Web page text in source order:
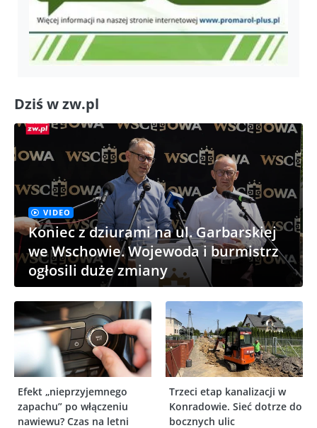
Dziś w zw.pl
VIDEO
Koniec z dziurami na ul. Garbarskiej
we Wschowie. Wojewoda i burmistrz
ogłosili duże zmiany
Efekt „nieprzyjemnego
zapachu” po włączeniu
nawiewu? Czas na letni
Trzeci etap kanalizacji w
Konradowie. Sieć dotrze do
bocznych ulic